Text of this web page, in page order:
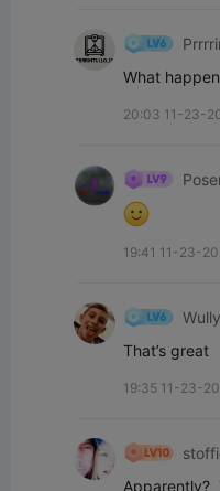
What
20:03 11-23-
19:41 11-23-
Wully
That’s great
19:35 11-23-
Apparently?